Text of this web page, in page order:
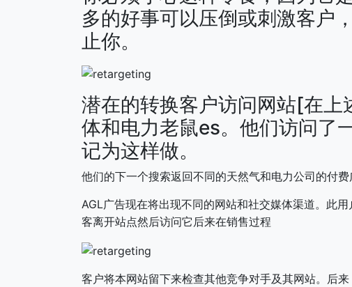
多的好事可以压倒或刺激客户
止你。
潜在的转换客户访问网站[在上
体和电力老鼠es。他们访问了
记为这样做。
他们的下一个搜索返回不同的天然气和电力公司的付费
AGL广告现在将出现不同的网站和社交媒体渠道。此
客离开站点然后访问它后来在销售过程
客户将本网站留下来检查其他竞争对手及其网站。后